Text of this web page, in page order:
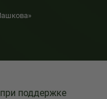
поддержке